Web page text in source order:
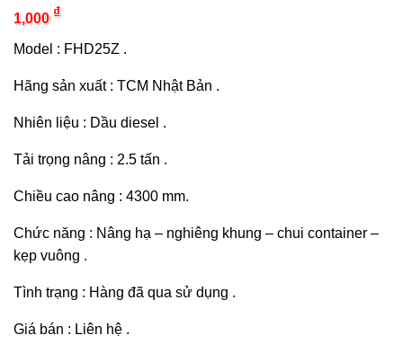
1,000 ₫
Model : FHD25Z .
Hãng sản xuất : TCM Nhật Bản .
Nhiên liệu : Dầu diesel .
Tải trọng nâng : 2.5 tấn .
Chiều cao nâng : 4300 mm.
Chức năng : Nâng hạ – nghiêng khung – chui container –
kẹp vuông .
Tình trạng : Hàng đã qua sử dụng .
Giá bán : Liên hệ .